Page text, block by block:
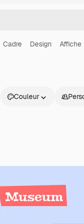
Cadre Design Affiche
Couleur